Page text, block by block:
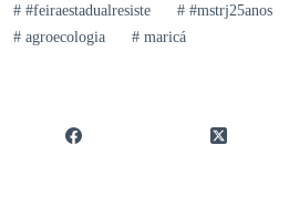
##feiraestadualresiste ##mstrj25anos
#agroecologia #maricá